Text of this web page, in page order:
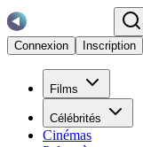
Connexion
Inscription
Films
Célébrités
Cinémas